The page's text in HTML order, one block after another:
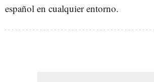
español en cualquier entorno.